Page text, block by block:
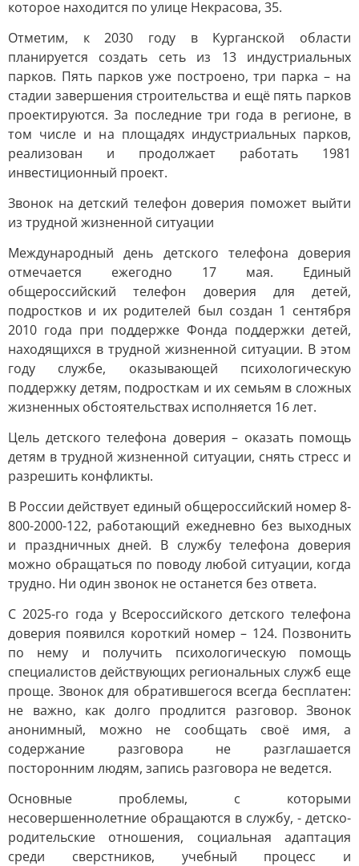
которое находится по улице Некрасова, 35.
Отметим, к 2030 году в Курганской области
планируется создать сеть из 13 индустриальных
парков. Пять парков уже построено, три парка – на
стадии завершения строительства и ещё пять парков
проектируются. За последние три года в регионе, в
том числе и на площадях индустриальных парков,
реализован и продолжает работать 1981
инвестиционный проект.
Звонок на детский телефон доверия поможет выйти
из трудной жизненной ситуации
Международный день детского телефона доверия
отмечается ежегодно 17 мая. Единый
общероссийский телефон доверия для детей,
подростков и их родителей был создан 1 сентября
2010 года при поддержке Фонда поддержки детей,
находящихся в трудной жизненной ситуации. В этом
году службе, оказывающей психологическую
поддержку детям, подросткам и их семьям в сложных
жизненных обстоятельствах исполняется 16 лет.
Цель детского телефона доверия – оказать помощь
детям в трудной жизненной ситуации, снять стресс и
разрешить конфликты.
В России действует единый общероссийский номер 8-
800-2000-122, работающий ежедневно без выходных
и праздничных дней. В службу телефона доверия
можно обращаться по поводу любой ситуации, когда
трудно. Ни один звонок не останется без ответа.
С 2025-го года у Всероссийского детского телефона
доверия появился короткий номер – 124. Позвонить
по нему и получить психологическую помощь
специалистов действующих региональных служб еще
проще. Звонок для обратившегося всегда бесплатен:
не важно, как долго продлится разговор. Звонок
анонимный, можно не сообщать своё имя, а
содержание разговора не разглашается
посторонним людям, запись разговора не ведется.
Основные проблемы, с которыми
несовершеннолетние обращаются в службу, - детско-
родительские отношения, социальная адаптация
среди сверстников, учебный процесс и